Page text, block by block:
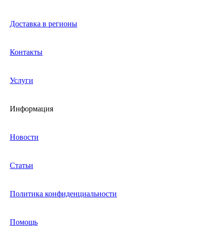
Доставка в регионы
Контакты
Услуги
Информация
Новости
Статьи
Политика конфиденциальности
Помощь